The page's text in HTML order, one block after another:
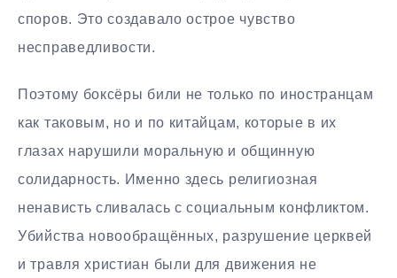
споров. Это создавало острое чувство
несправедливости.
Поэтому боксёры били не только по иностранцам
как таковым, но и по китайцам, которые в их
глазах нарушили моральную и общинную
солидарность. Именно здесь религиозная
ненависть сливалась с социальным конфликтом.
Убийства новообращённых, разрушение церквей
и травля христиан были для движения не